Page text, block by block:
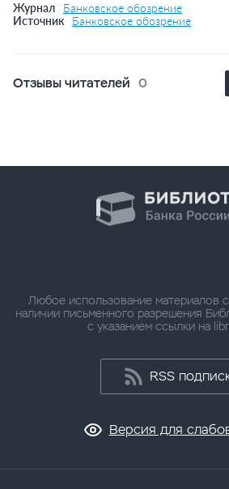
Журнал
Банковское обозрение
Источник
Банковское обозрение
Отзывы читателей 0
Любое использование материалов
наличии письменного разрешения
с указанием ссылки на
RSS
Версия для